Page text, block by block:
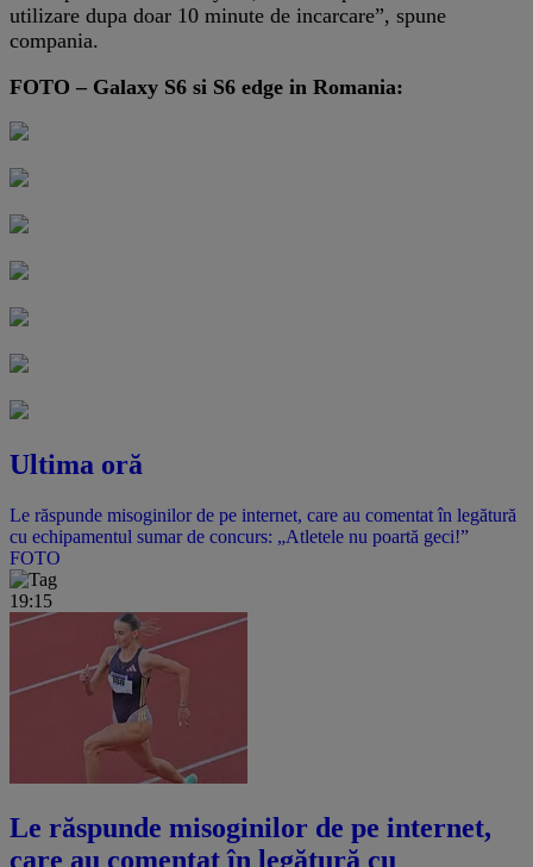
utilizare dupa doar 10 minute de incarcare”, spune
compania.
FOTO – Galaxy S6 si S6 edge in Romania:
Ultima oră
Le răspunde misoginilor de pe internet, care au comentat în legătură
cu echipamentul sumar de concurs: „Atletele nu poartă geci!”
FOTO
19:15
Le răspunde misoginilor de pe internet,
care au comentat în legătură cu